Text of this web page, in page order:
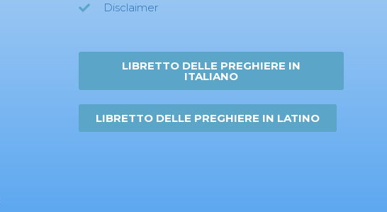
Disclaimer
LIBRETTO DELLE PREGHIERE IN
ITALIANO
LIBRETTO DELLE PREGHIERE IN LATINO